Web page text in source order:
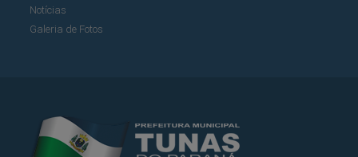
Notícias
Galeria de Fotos